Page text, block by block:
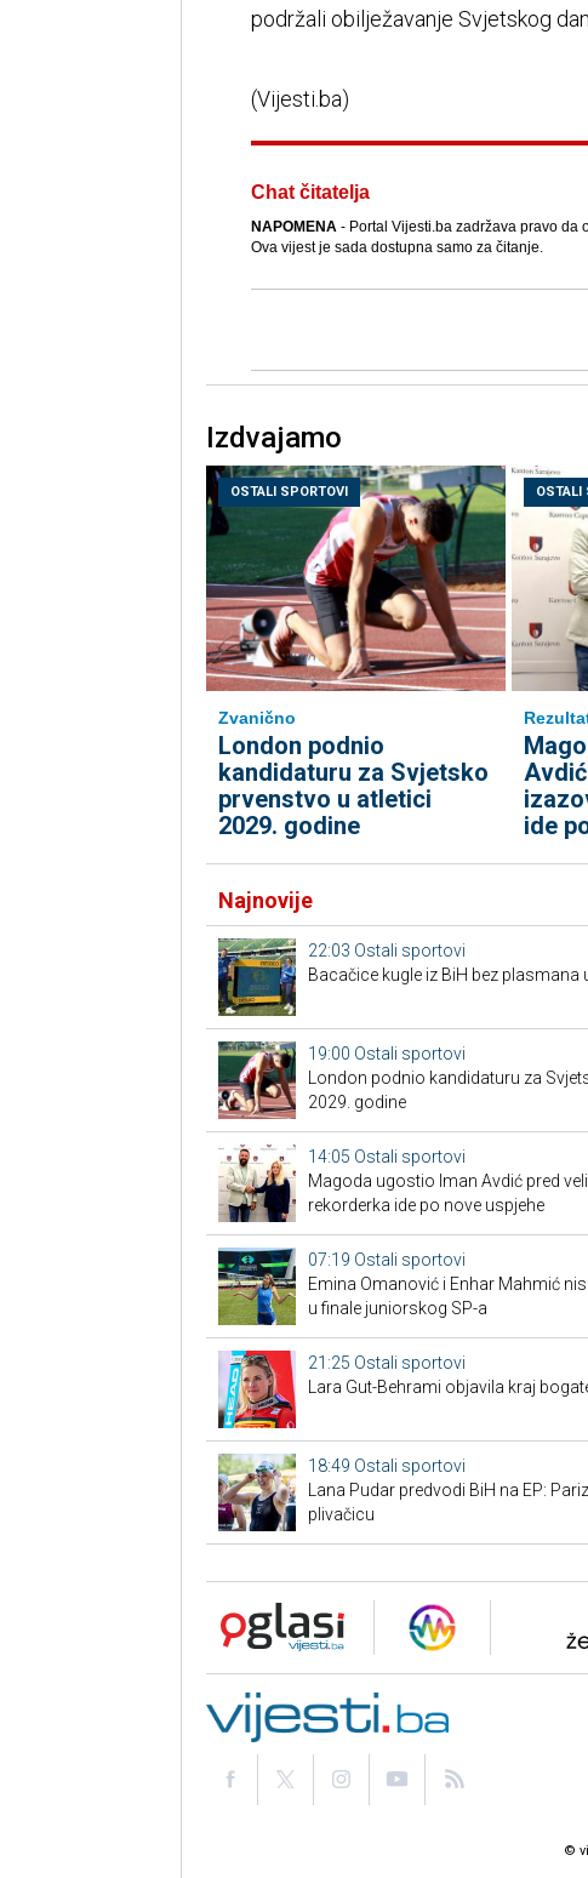
podržali obilježavanje Svjetskog
(Vijesti.ba)
Chat čitatelja
NAPOMENA- Portal Vijesti.ba zadržava pravo da
Ova vijest je sada dostupna samo za čitanje.
Izdvajamo
OSTALI SPORTOVI
Zvanično
London podnio
kandidaturu za Svjetsko
prvenstvo u atletici
2029. godine
OSTALI
ide
Najnovije
22:03 Ostali sportovi
Bacačice kugle iz BiH bez plasmana
19:00 Ostali sportovi
London podnio kandidaturu za
2029. godine
14:05 Ostali sportovi
Magoda ugostio Iman Avdić pred
rekorderka ide po nove uspjehe
07:19 Ostali sportovi
Emina Omanović i Enhar Mahmić
u finale juniorskog SP-a
21:25 Ostali sportovi
Lara Gut-Behrami objavila kraj
18:49 Ostali sportovi
Lana Pudar predvodi BiH na EP:
plivačicu
©